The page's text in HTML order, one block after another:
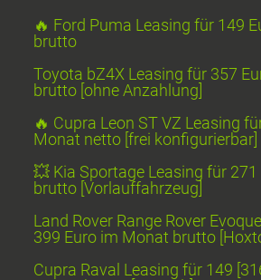
🔥 Ford Puma Leasing für 149
brutto
Toyota bZ4X Leasing für 357
brutto [ohne Anzahlung]
🔥 Cupra Leon ST VZ Leasing
Monat netto [frei konfigurierbar]
💥 Kia Sportage Leasing für
brutto [Vorlauffahrzeug]
Land Rover Range Rover
399 Euro im Monat brutto
Cupra Raval Leasing für 149